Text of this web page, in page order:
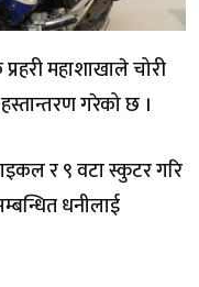
महाशाखाले चोरी
गरेको छ ।
र ९ वटा स्कुटर गरि
धनीलाई